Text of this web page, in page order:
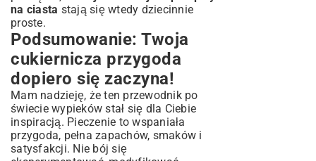
na ciasta stają się wtedy dziecinnie
proste.
Podsumowanie: Twoja
cukiernicza przygoda
dopiero się zaczyna!
Mam nadzieję, że ten przewodnik po
świecie wypieków stał się dla Ciebie
inspiracją. Pieczenie to wspaniała
przygoda, pełna zapachów, smaków i
satysfakcji. Nie bój się